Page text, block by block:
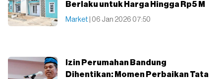
Berlaku untuk Harga Hingga Rp5 M
Market | 06 Jan 2026 07:50
Izin Perumahan Bandung
Dihentikan: Momen Perbaikan Tata